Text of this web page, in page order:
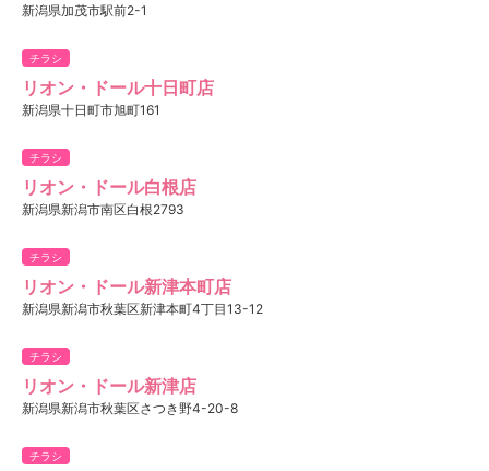
新潟県加茂市駅前2-1
チラシ
リオン・ドール十日町店
新潟県十日町市旭町161
チラシ
リオン・ドール白根店
新潟県新潟市南区白根2793
チラシ
リオン・ドール新津本町店
新潟県新潟市秋葉区新津本町4丁目13-12
チラシ
リオン・ドール新津店
新潟県新潟市秋葉区さつき野4-20-8
チラシ